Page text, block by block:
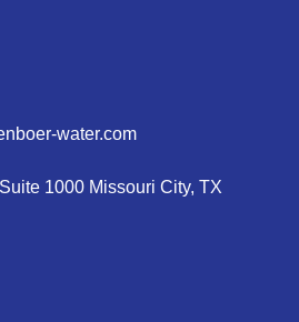
water.com
1000 Missouri City, TX